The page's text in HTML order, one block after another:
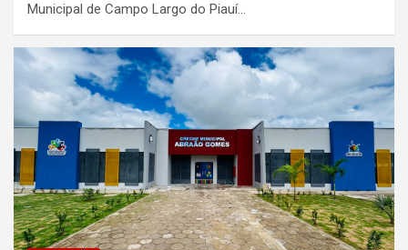
Municipal de Campo Largo do Piauí…